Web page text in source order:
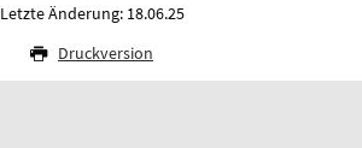
Letzte Änderung: 18.06.25
Druckversion